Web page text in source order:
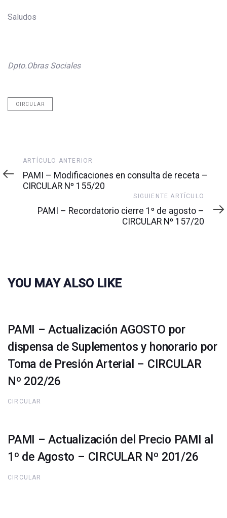
Saludos
Dpto.Obras Sociales
CIRCULAR
Artículo
anterior
ARTÍCULO ANTERIOR
PAMI – Modificaciones en consulta de receta –
CIRCULAR Nº 155/20
SIGUIENTE ARTÍCULO
PAMI – Recordatorio cierre 1º de agosto –
CIRCULAR Nº 157/20
YOU MAY ALSO LIKE
PAMI – Actualización AGOSTO por
dispensa de Suplementos y honorario por
Toma de Presión Arterial – CIRCULAR
Nº 202/26
CIRCULAR
PAMI – Actualización del Precio PAMI al
1º de Agosto – CIRCULAR Nº 201/26
CIRCULAR